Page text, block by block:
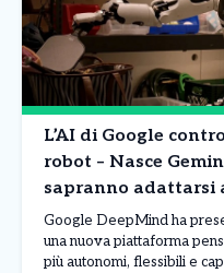
L’AI di Google
robot – Nasce
sapranno adattarsi
e svolgere azioni di
novità
Google DeepMind ha
una nuova piattaforma
più autonomi, flessibili e